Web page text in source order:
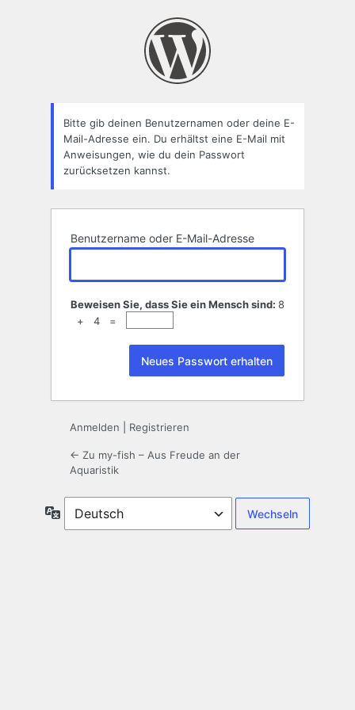
Bitte gib deinen Benutzernamen oder deine E-
Mail-Adresse ein. Du erhältst eine E-Mail mit
Anweisungen, wie du dein Passwort
zurücksetzen kannst.
Benutzername oder E-Mail-Adresse
Beweisen Sie, dass Sie ein Mensch sind: 8
+ 4 =
Anmelden Registrieren
← Zu my-fish – Aus Freude an der
Aquaristik
Sprache